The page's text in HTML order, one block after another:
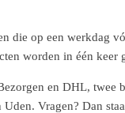
die op een werkdag
worden in één
en DHL, twee
Vragen? Dan